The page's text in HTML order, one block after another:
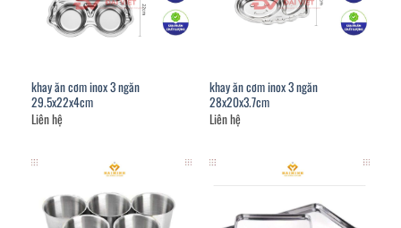
khay ăn cơm inox 3 ngăn
29.5x22x4cm
Liên hệ
khay ăn cơm inox 3 ngăn
28x20x3.7cm
Liên hệ